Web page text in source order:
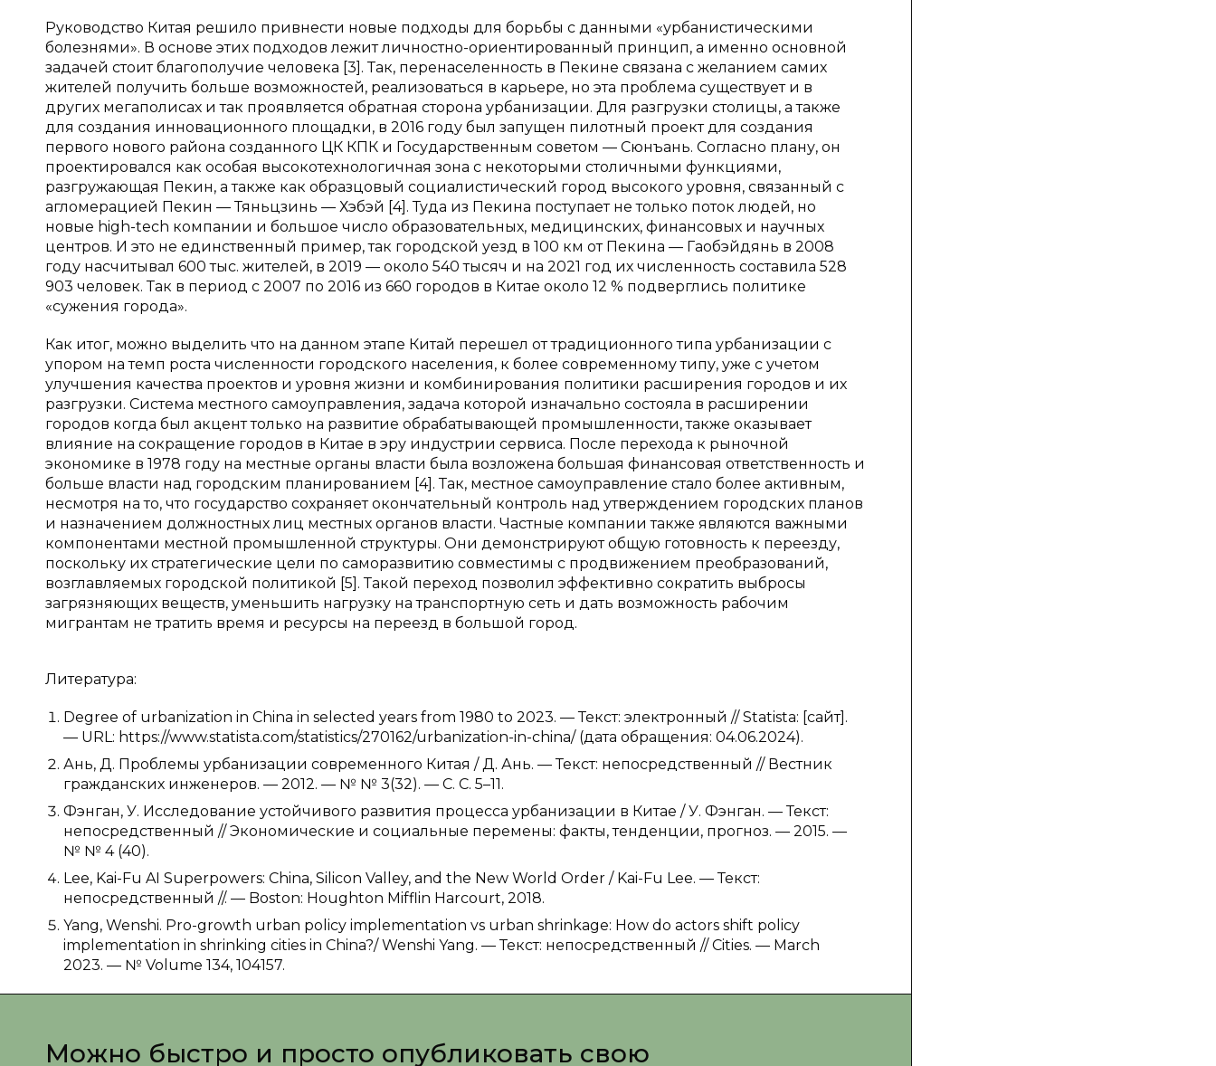
Руководство Китая решило привнести новые подходы для борьбы с данными «урбанистическими
болезнями». В основе этих подходов лежит личностно-ориентированный принцип, а именно основной
задачей стоит благополучие человека [3]. Так, перенаселенность в Пекине связана с желанием самих
жителей получить больше возможностей, реализоваться в карьере, но эта проблема существует и в
других мегаполисах и так проявляется обратная сторона урбанизации. Для разгрузки столицы, а также
для создания инновационного площадки, в 2016 году был запущен пилотный проект для создания
первого нового района созданного ЦК КПК и Государственным советом — Сюнъань. Согласно плану, он
проектировался как особая высокотехнологичная зона с некоторыми столичными функциями,
разгружающая Пекин, а также как образцовый социалистический город высокого уровня, связанный с
агломерацией Пекин — Тяньцзинь — Хэбэй [4]. Туда из Пекина поступает не только поток людей, но
новые high-tech компании и большое число образовательных, медицинских, финансовых и научных
центров. И это не единственный пример, так городской уезд в 100 км от Пекина — Гаобэйдянь в 2008
году насчитывал 600 тыс. жителей, в 2019 — около 540 тысяч и на 2021 год их численность составила 528
903 человек. Так в период с 2007 по 2016 из 660 городов в Китае около 12 % подверглись политике
«сужения города».
Как итог, можно выделить что на данном этапе Китай перешел от традиционного типа урбанизации с
упором на темп роста численности городского населения, к более современному типу, уже с учетом
улучшения качества проектов и уровня жизни и комбинирования политики расширения городов и их
разгрузки. Система местного самоуправления, задача которой изначально состояла в расширении
городов когда был акцент только на развитие обрабатывающей промышленности, также оказывает
влияние на сокращение городов в Китае в эру индустрии сервиса. После перехода к рыночной
экономике в 1978 году на местные органы власти была возложена большая финансовая ответственность и
больше власти над городским планированием [4]. Так, местное самоуправление стало более активным,
несмотря на то, что государство сохраняет окончательный контроль над утверждением городских планов
и назначением должностных лиц местных органов власти. Частные компании также являются важными
компонентами местной промышленной структуры. Они демонстрируют общую готовность к переезду,
поскольку их стратегические цели по саморазвитию совместимы с продвижением преобразований,
возглавляемых городской политикой [5]. Такой переход позволил эффективно сократить выбросы
загрязняющих веществ, уменьшить нагрузку на транспортную сеть и дать возможность рабочим
мигрантам не тратить время и ресурсы на переезд в большой город.
Литература:
Degree of urbanization in China in selected years from 1980 to 2023. — Текст: электронный // Statista: [сайт].
— URL: https://www.statista.com/statistics/270162/urbanization-in-china/ (дата обращения: 04.06.2024).
Ань, Д. Проблемы урбанизации современного Китая / Д. Ань. — Текст: непосредственный // Вестник
гражданских инженеров. — 2012. — № № 3(32). — С. С. 5–11.
Фэнган, У. Исследование устойчивого развития процесса урбанизации в Китае / У. Фэнган. — Текст:
непосредственный // Экономические и социальные перемены: факты, тенденции, прогноз. — 2015. —
№ № 4 (40).
Lee, Kai-Fu AI Superpowers: China, Silicon Valley, and the New World Order / Kai-Fu Lee. — Текст:
непосредственный //. — Boston: Houghton Mifflin Harcourt, 2018.
Yang, Wenshi. Pro-growth urban policy implementation vs urban shrinkage: How do actors shift policy
implementation in shrinking cities in China?/ Wenshi Yang. — Текст: непосредственный // Cities. — March
2023. — № Volume 134, 104157.
Можно быстро и просто опубликовать свою